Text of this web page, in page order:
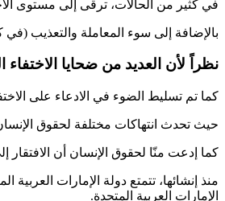
في كثير من الحالات، ترقى إلى مستوى
بالإضافة إلى سوء المعاملة والتعذيب
نظراً لأن العديد من ضحايا
كما تم تسليط الضوء في الادعاء على
حيث تحدث انتهاكات مختلفة لحقوق
كما إدعت منّا لحقوق الإنسان أن الافتقار إلى سبل
منذ إنشائها، تتمتع دولة الإمارات
الإمارات العربية المتحدة.